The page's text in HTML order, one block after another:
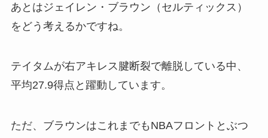
あとはジェイレン・ブラウン（セルティックス）
をどう考えるかですね。
テイタムが右アキレス腱断裂で離脱している中、
平均27.9得点と躍動しています。
ただ、ブラウンはこれまでもNBAフロントとぶつ